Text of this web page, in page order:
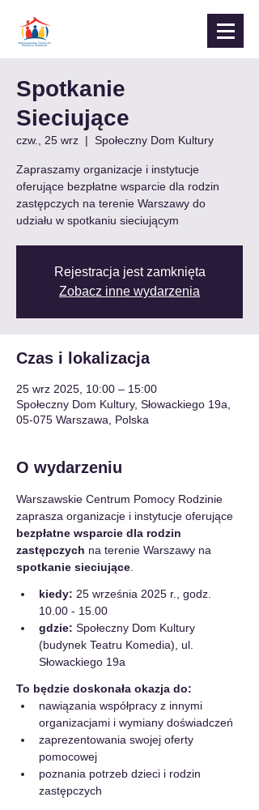
Spotkanie
Sieciujące
czw., 25 wrz
  |
Społeczny Dom Kultury
Zapraszamy organizacje i instytucje
oferujące bezpłatne wsparcie dla rodzin
zastępczych na terenie Warszawy do
udziału w spotkaniu sieciującym
Rejestracja jest zamknięta
Zobacz inne wydarzenia
Czas i lokalizacja
25 wrz 2025, 10:00 – 15:00
Społeczny Dom Kultury, Słowackiego 19a,
05-075 Warszawa, Polska
O wydarzeniu
Warszawskie Centrum Pomocy Rodzinie
zaprasza organizacje i instytucje oferujące
bezpłatne wsparcie dla rodzin
zastępczych na terenie Warszawy na
spotkanie sieciujące
kiedy: 25 września 2025 r., godz.
10.00 - 15.00
gdzie: Społeczny Dom Kultury
(budynek Teatru Komedia), ul.
Słowackiego 19a
To będzie doskonała okazja do:
nawiązania współpracy z innymi
organizacjami i wymiany doświadczeń
zaprezentowania swojej oferty
pomocowej
poznania potrzeb dzieci i rodzin
zastępczych